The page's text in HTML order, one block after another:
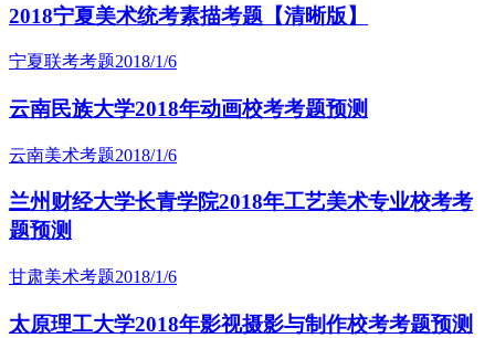
2018宁夏美术统考素描考题【清晰版】
宁夏联考考题2018/1/6
云南民族大学2018年动画校考考题预测
云南美术考题2018/1/6
兰州财经大学长青学院2018年工艺美术专业校考考
题预测
甘肃美术考题2018/1/6
太原理工大学2018年影视摄影与制作校考考题预测